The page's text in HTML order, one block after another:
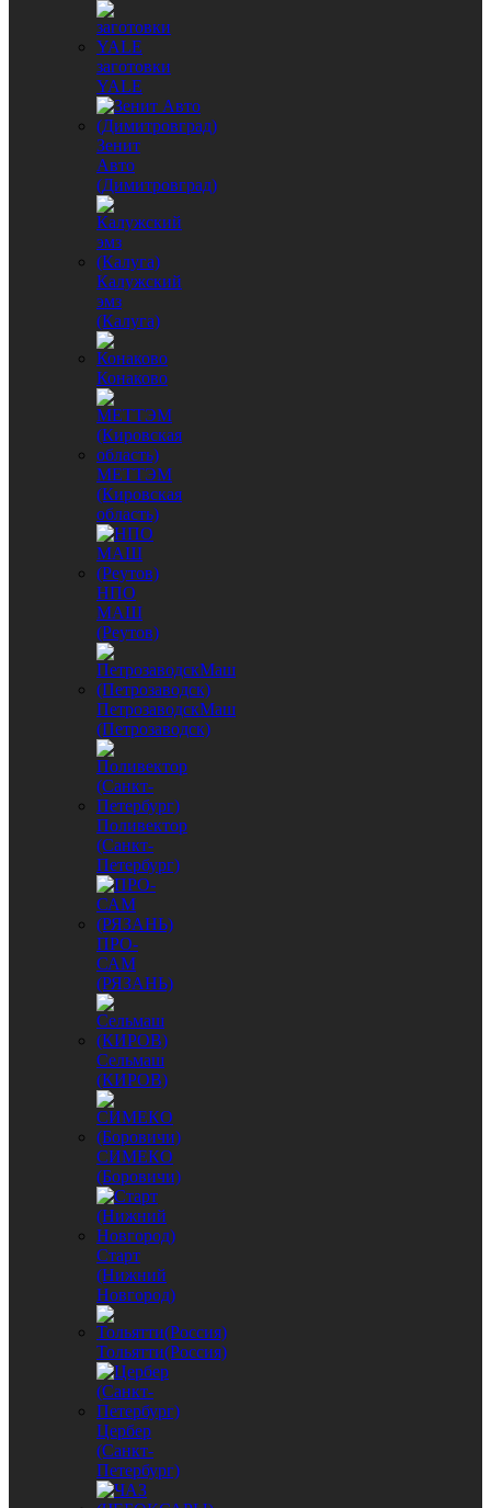
заготовки
YALE
Зенит
Авто
(Димитровград)
Калужский
эмз
(Калуга)
Конаково
МЕТТЭМ
(Кировская
область)
НПО
МАШ
(Реутов)
ПетрозаводскМаш
(Петрозаводск)
Поливектор
(Санкт-
Петербург)
ПРО-
САМ
(РЯЗАНЬ)
Сельмаш
(КИРОВ)
СИМЕКО
(Боровичи)
Старт
(Нижний
Новгород)
Тольятти(Россия)
Цербер
(Санкт-
Петербург)